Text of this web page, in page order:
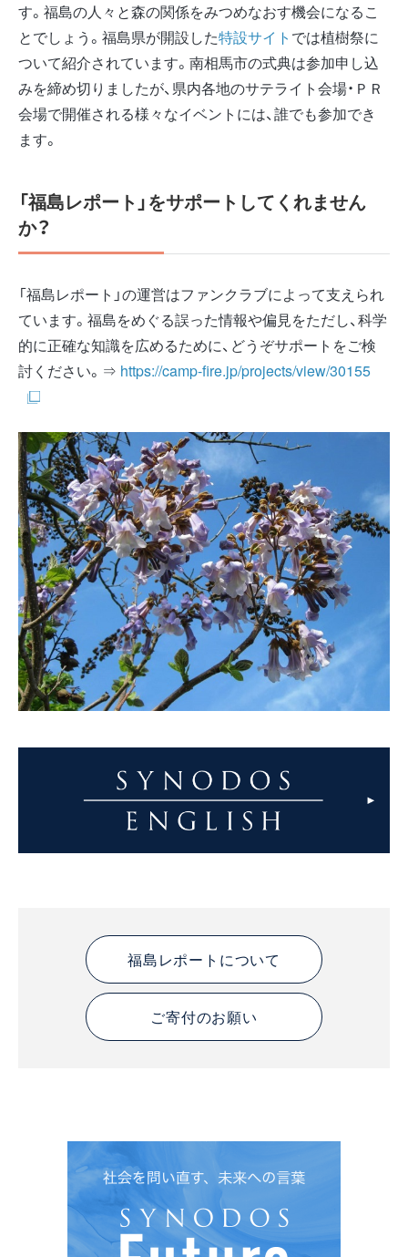
す。福島の人々と森の関係をみつめなおす機会になるこ
とでしょう。福島県が開設した特設サイト では植樹祭に
ついて紹介されています。南相馬市の式典は参加申し込
みを締め切りましたが、県内各地のサテライト会場・ＰＲ
会場で開催される様々なイベントには、誰でも参加でき
ます。
「福島レポート」をサポートしてくれません
か？
「福島レポート」の運営はファンクラブによって支えられ
ています。福島をめぐる誤った情報や偏見をただし、科学
的に正確な知識を広めるために、どうぞサポートをご検
討ください。⇒ https://camp-fire.jp/projects/view/30155
福島レポートについて
ご寄付のお願い